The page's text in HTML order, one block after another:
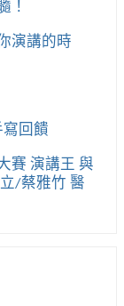
！
演講的時
寫回饋
賽 演講王 與
/蔡雅竹 醫